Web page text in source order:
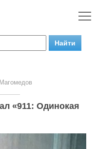
«911: Одинокая